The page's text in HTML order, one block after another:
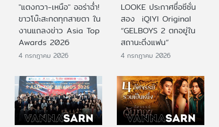
"แตงกวา-เหนือ" ออร่าฉ่ำ!
ขาวโบ๊ะสะกดทุกสายตา ใน
งานแถลงข่าว Asia Top
Awards 2026
4 กรกฎาคม 2026
LOOKE ประกาศชื่อซีซั่น
สอง iQIYI Original
“GELBOYS 2 ตกอยู่ใน
สถานะติ่งแฟน”
4 กรกฎาคม 2026